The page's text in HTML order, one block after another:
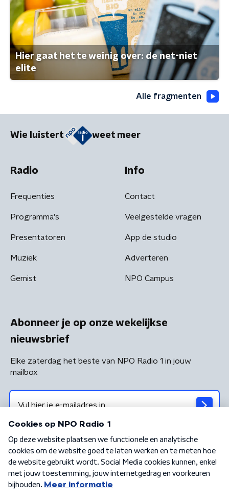
Hier gaat het te weinig over: de net-niet
elite
Alle fragmenten
Wie luistert weet meer
Radio
Frequenties
Programma's
Presentatoren
Muziek
Gemist
Info
Contact
Veelgestelde vragen
App de studio
Adverteren
NPO Campus
Abonneer je op onze wekelijkse
nieuwsbrief
Elke zaterdag het beste van NPO Radio 1 in jouw
mailbox
Algemene voorwaarden Privacybeleid